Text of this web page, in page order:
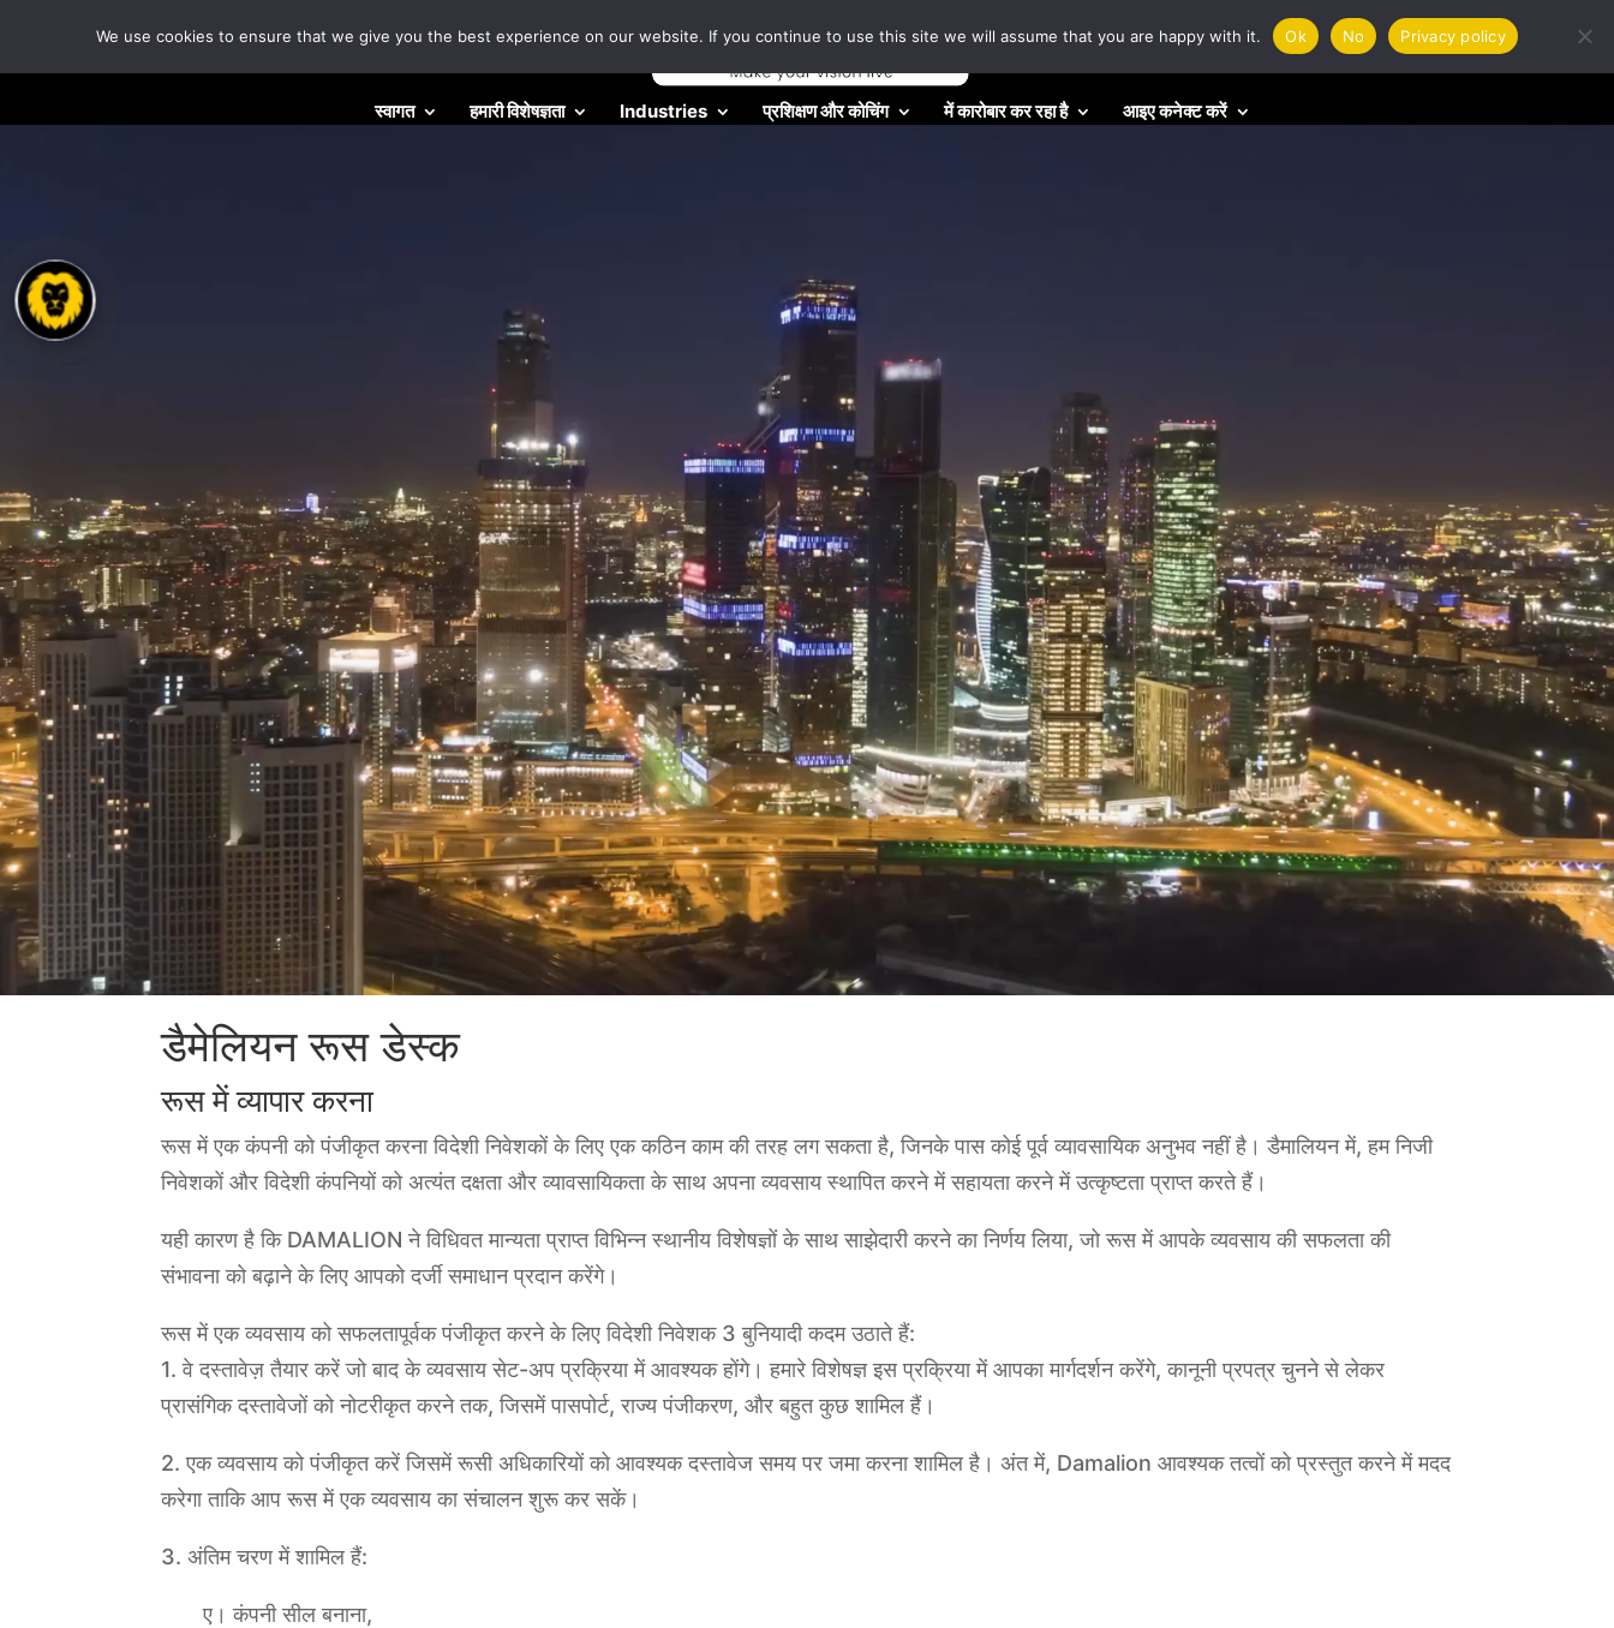
स्वागत हमारी विशेषज्ञता Industries प्रशिक्षण और कोचिंग में कारोबार कर रहा है आइए कनेक्ट करें
वीडियो
डैमेलियन रूस डेस्क
रूस में व्यापार करना
रूस में एक कंपनी को पंजीकृत करना विदेशी निवेशकों के लिए एक कठिन काम की तरह लग सकता है, जिनके पास कोई पूर्व व्यावसायिक अनुभव नहीं है। डैमालियन में, हम निजी
निवेशकों और विदेशी कंपनियों को अत्यंत दक्षता और व्यावसायिकता के साथ अपना व्यवसाय स्थापित करने में सहायता करने में उत्कृष्टता प्राप्त करते हैं।
यही कारण है कि DAMALION ने विधिवत मान्यता प्राप्त विभिन्न स्थानीय विशेषज्ञों के साथ साझेदारी करने का निर्णय लिया, जो रूस में आपके व्यवसाय की सफलता की
संभावना को बढ़ाने के लिए आपको दर्जी समाधान प्रदान करेंगे।
रूस में एक व्यवसाय को सफलतापूर्वक पंजीकृत करने के लिए विदेशी निवेशक 3 बुनियादी कदम उठाते हैं:
1. वे दस्तावेज़ तैयार करें जो बाद के व्यवसाय सेट-अप प्रक्रिया में आवश्यक होंगे। हमारे विशेषज्ञ इस प्रक्रिया में आपका मार्गदर्शन करेंगे, कानूनी प्रपत्र चुनने से लेकर
प्रासंगिक दस्तावेजों को नोटरीकृत करने तक, जिसमें पासपोर्ट, राज्य पंजीकरण, और बहुत कुछ शामिल हैं।
2. एक व्यवसाय को पंजीकृत करें जिसमें रूसी अधिकारियों को आवश्यक दस्तावेज समय पर जमा करना शामिल है। अंत में, Damalion आवश्यक तत्वों को प्रस्तुत करने में मदद
करेगा ताकि आप रूस में एक व्यवसाय का संचालन शुरू कर सकें।
3. अंतिम चरण में शामिल हैं:
ए। कंपनी सील बनाना,
We use cookies to ensure that we give you the best experience on our website. If you continue to use this site we will assume that you are happy with it. Ok No Privacy policy